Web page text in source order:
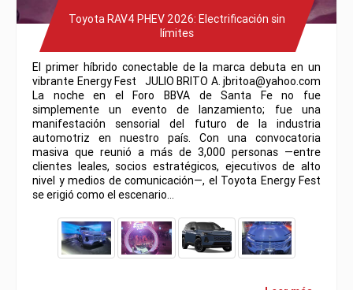
Toyota RAV4 PHEV 2026: Electrificación sin
límites
El primer híbrido conectable de la marca debuta en un
vibrante Energy Fest JULIO BRITO A. jbritoa@yahoo.com
La noche en el Foro BBVA de Santa Fe no fue
simplemente un evento de lanzamiento; fue una
manifestación sensorial del futuro de la industria
automotriz en nuestro país. Con una convocatoria
masiva que reunió a más de 3,000 personas —entre
clientes leales, socios estratégicos, ejecutivos de alto
nivel y medios de comunicación—, el Toyota Energy Fest
se erigió como el escenario…